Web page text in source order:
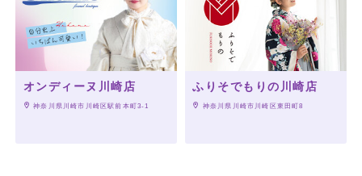
オンディーヌ川崎店
神奈川県川崎市川崎区駅前本町3-1
ふりそでもりの川崎店
神奈川県川崎市川崎区東田町8